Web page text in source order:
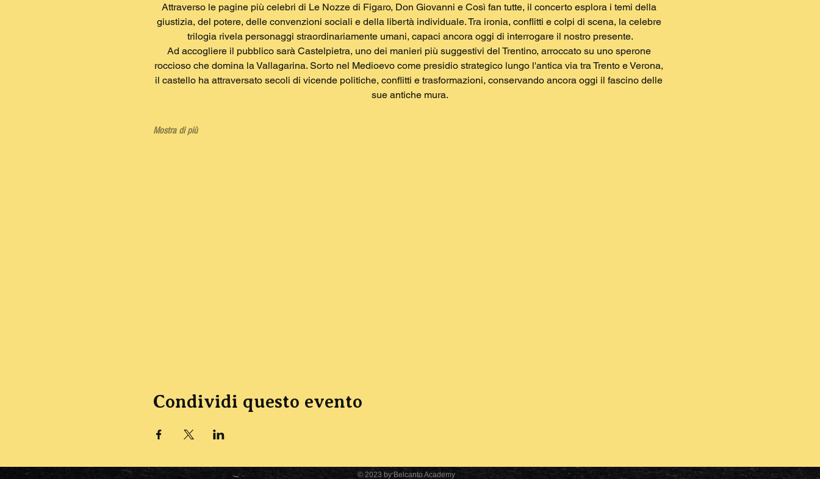
Attraverso le pagine più celebri di Le Nozze di Figaro, Don Giovanni e Così fan tutte, il concerto esplora i temi della
giustizia, del potere, delle convenzioni sociali e della libertà individuale. Tra ironia, conflitti e colpi di scena, la celebre
trilogia rivela personaggi straordinariamente umani, capaci ancora oggi di interrogare il nostro presente.
Ad accogliere il pubblico sarà Castelpietra, uno dei manieri più suggestivi del Trentino, arroccato su uno sperone
roccioso che domina la Vallagarina. Sorto nel Medioevo come presidio strategico lungo l'antica via tra Trento e Verona,
il castello ha attraversato secoli di vicende politiche, conflitti e trasformazioni, conservando ancora oggi il fascino delle
sue antiche mura.
Mostra di più
Condividi questo evento
© 2023 by Belcanto Academy